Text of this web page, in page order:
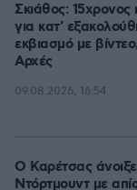
Σκιάθος: 15χρονος
για κατ'
εκβιασμό με
Αρχές
09.08.2026, 16:54
Ο Καρέτσας
Ντόρτμουντ με